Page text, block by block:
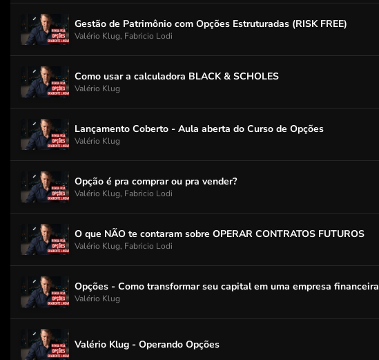
Gestão de Patrimônio com Opções Estruturadas (RISK FREE)
Valério Klug, Fabricio Lodi
Como usar a calculadora BLACK & SCHOLES
Valério Klug
Lançamento Coberto - Aula aberta do Curso de Opções
Valério Klug
Opção é pra comprar ou pra vender?
Valério Klug, Fabricio Lodi
O que NÃO te contaram sobre OPERAR CONTRATOS FUTUROS
Valério Klug, Fabricio Lodi
Opções - Como transformar seu capital em uma empresa financeira
Valério Klug
Valério Klug - Operando Opções